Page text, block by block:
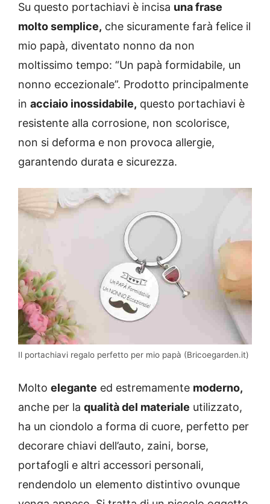
Su questo portachiavi è incisa una frase
molto semplice, che sicuramente farà felice il
mio papà, diventato nonno da non
moltissimo tempo: “Un papà formidabile, un
nonno eccezionale”. Prodotto principalmente
in acciaio inossidabile, questo portachiavi è
resistente alla corrosione, non scolorisce,
non si deforma e non provoca allergie,
garantendo durata e sicurezza.
Il portachiavi regalo perfetto per mio papà (Bricoegarden.it)
Molto elegante ed estremamente moderno,
anche per la qualità del materiale utilizzato,
ha un ciondolo a forma di cuore, perfetto per
decorare chiavi dell’auto, zaini, borse,
portafogli e altri accessori personali,
rendendolo un elemento distintivo ovunque